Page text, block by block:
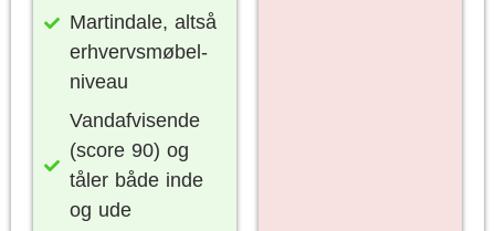
Martindale, altså
erhvervsmøbel-
niveau
Vandafvisende
(score 90) og
tåler både inde
og ude